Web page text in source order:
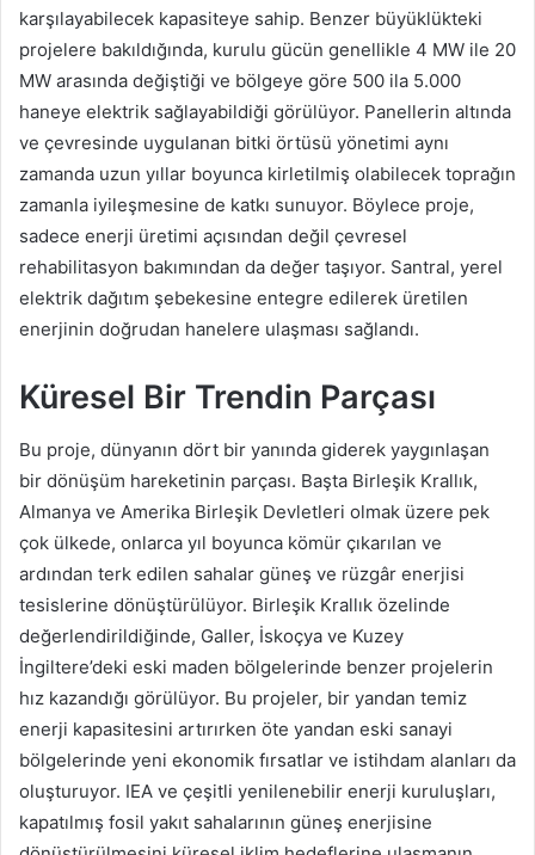
karşılayabilecek kapasiteye sahip. Benzer büyüklükteki
projelere bakıldığında, kurulu gücün genellikle 4 MW ile 20
MW arasında değiştiği ve bölgeye göre 500 ila 5.000
haneye elektrik sağlayabildiği görülüyor. Panellerin altında
ve çevresinde uygulanan bitki örtüsü yönetimi aynı
zamanda uzun yıllar boyunca kirletilmiş olabilecek toprağın
zamanla iyileşmesine de katkı sunuyor. Böylece proje,
sadece enerji üretimi açısından değil çevresel
rehabilitasyon bakımından da değer taşıyor. Santral, yerel
elektrik dağıtım şebekesine entegre edilerek üretilen
enerjinin doğrudan hanelere ulaşması sağlandı.
Küresel Bir Trendin Parçası
Bu proje, dünyanın dört bir yanında giderek yaygınlaşan
bir dönüşüm hareketinin parçası. Başta Birleşik Krallık,
Almanya ve Amerika Birleşik Devletleri olmak üzere pek
çok ülkede, onlarca yıl boyunca kömür çıkarılan ve
ardından terk edilen sahalar güneş ve rüzgâr enerjisi
tesislerine dönüştürülüyor. Birleşik Krallık özelinde
değerlendirildiğinde, Galler, İskoçya ve Kuzey
İngiltere’deki eski maden bölgelerinde benzer projelerin
hız kazandığı görülüyor. Bu projeler, bir yandan temiz
enerji kapasitesini artırırken öte yandan eski sanayi
bölgelerinde yeni ekonomik fırsatlar ve istihdam alanları da
oluşturuyor. IEA ve çeşitli yenilenebilir enerji kuruluşları,
kapatılmış fosil yakıt sahalarının güneş enerjisine